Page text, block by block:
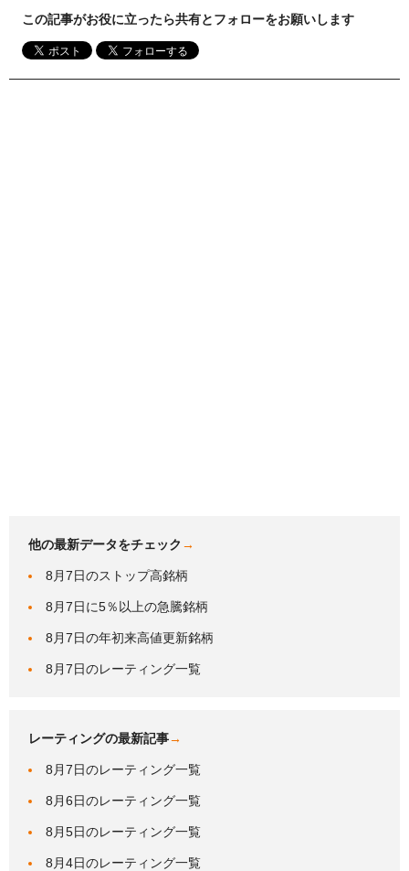
この記事がお役に立ったら共有とフォローをお願いします
他の最新データをチェック →
8月7日のストップ高銘柄
8月7日に5％以上の急騰銘柄
8月7日の年初来高値更新銘柄
8月7日のレーティング一覧
レーティングの最新記事→
8月7日のレーティング一覧
8月6日のレーティング一覧
8月5日のレーティング一覧
8月4日のレーティング一覧